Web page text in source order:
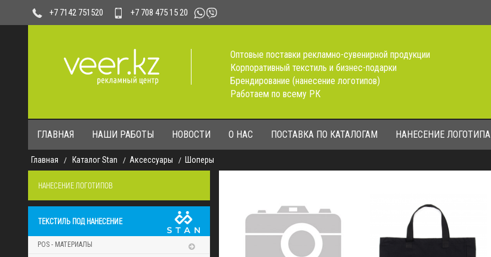
+7 7142 751520 +7 708 475 15 20
Оптовые поставки рекламно-сувенирной продукции
Корпоративный текстиль и бизнес-подарки
Брендирование (нанесение логотипов)
Работаем по всему РК
ГЛАВНАЯ НАШИ РАБОТЫ НОВОСТИ О НАС ПОСТАВКА ПО КАТАЛОГАМ НАНЕСЕНИЕ ЛОГОТИПА
Главная Каталог Stan Аксессуары Шоперы
НАНЕСЕНИЕ ЛОГОТИПОВ
ТЕКСТИЛЬ ПОД НАНЕСЕНИЕ
POS - МАТЕРИАЛЫ